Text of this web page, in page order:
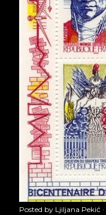
Posted by Ljiljana Pekić